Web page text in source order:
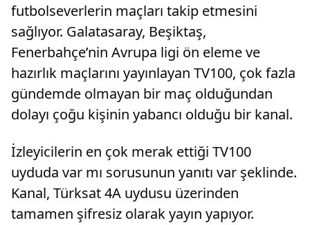
futbolseverlerin maçları takip etmesini
sağlıyor. Galatasaray, Beşiktaş,
Fenerbahçe’nin Avrupa ligi ön eleme ve
hazırlık maçlarını yayınlayan TV100, çok fazla
gündemde olmayan bir maç olduğundan
dolayı çoğu kişinin yabancı olduğu bir kanal.
İzleyicilerin en çok merak ettiği TV100
uyduda var mı sorusunun yanıtı var şeklinde.
Kanal, Türksat 4A uydusu üzerinden
tamamen şifresiz olarak yayın yapıyor.